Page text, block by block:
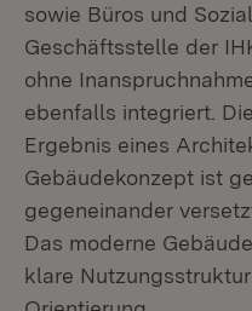
sowie Büros und
Geschäftsstelle der
ohne
ebenfalls integriert.
Ergebnis eines
Gebäudekonzept ist
gegeneinander
Das moderne
klare